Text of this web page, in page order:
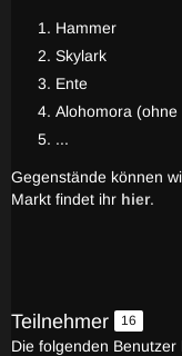
Hammer
Skylark
Ente
Alohomora (ohne
...
Gegenstände können
Markt findet ihr hier.
Teilnehmer 16
Die folgenden